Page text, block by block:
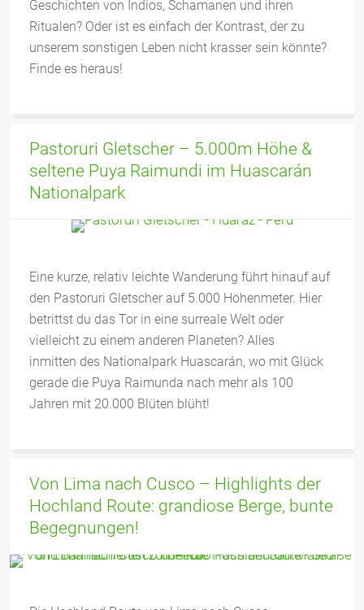
Geschichten von Indios, Schamanen und ihren
Ritualen? Oder ist es einfach der Kontrast, der zu
unserem sonstigen Leben nicht krasser sein könnte?
Finde es heraus!
Pastoruri Gletscher – 5.000m Höhe &
seltene Puya Raimundi im Huascarán
Nationalpark
Eine kurze, relativ leichte Wanderung führt hinauf auf
den Pastoruri Gletscher auf 5.000 Höhenmeter. Hier
betrittst du das Tor in eine surreale Welt oder
vielleicht zu einem anderen Planeten? Alles
inmitten des Nationalpark Huascarán, wo mit Glück
gerade die Puya Raimunda nach mehr als 100
Jahren mit 20.000 Blüten blüht!
Von Lima nach Cusco – Highlights der
Hochland Route: grandiose Berge, bunte
Begegnungen!